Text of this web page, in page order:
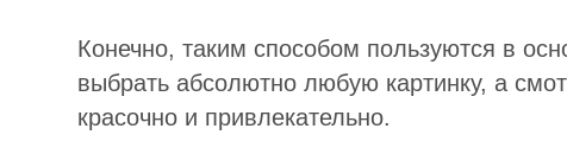
Конечно, таким способом пользуются в
выбрать абсолютно любую картинку, а
красочно и привлекательно.